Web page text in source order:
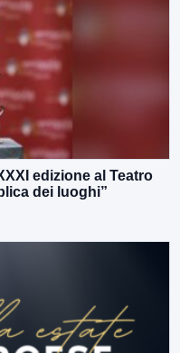
edizione al Teatro
dei luoghi”